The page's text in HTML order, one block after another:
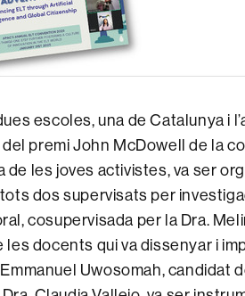
escoles, una de Catalunya i
premi John McDowell de la
de les joves activistes, va ser
dos supervisats per
cosupervisada per la Dra.
les docents qui va dissenyar i
Uwosomah, candidat